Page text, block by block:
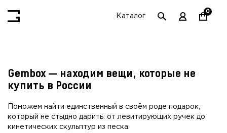
Каталог
0
Gembox — находим вещи, которые не
купить в России
Поможем найти единственный в своём роде подарок,
который не стыдно дарить: от левитирующих ручек до
кинетических скульптур из песка.